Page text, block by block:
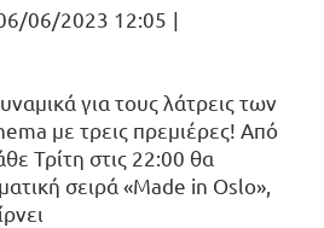
06/2023 12:05 |
για τους λάτρεις των
με τρεις πρεμιέρες! Από
Τρίτη στις 22:00 θα
σειρά «Made in Oslo»,